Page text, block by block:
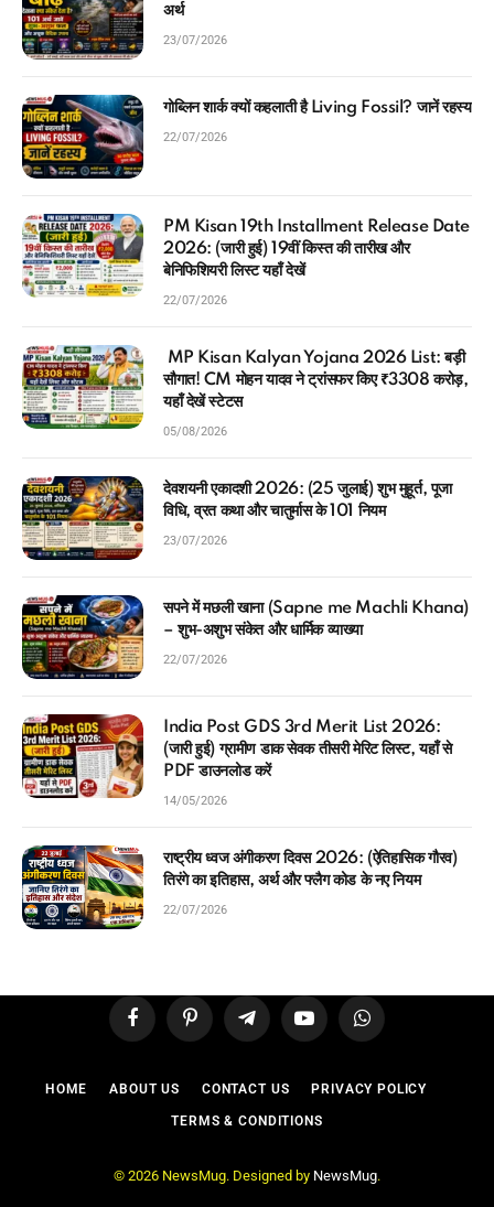
अर्थ
23/07/2026
गोब्लिन शार्क क्यों कहलाती है Living Fossil? जानें रहस्य
22/07/2026
PM Kisan 19th Installment Release Date
2026: (जारी हुई) 19वीं किस्त की तारीख और
बेनिफिशियरी लिस्ट यहाँ देखें
22/07/2026
MP Kisan Kalyan Yojana 2026 List: बड़ी
सौगात! CM मोहन यादव ने ट्रांसफर किए ₹3308 करोड़,
यहाँ देखें स्टेटस
05/08/2026
देवशयनी एकादशी 2026: (25 जुलाई) शुभ मुहूर्त, पूजा
विधि, व्रत कथा और चातुर्मास के 101 नियम
23/07/2026
सपने में मछली खाना (Sapne me Machli Khana)
– शुभ-अशुभ संकेत और धार्मिक व्याख्या
22/07/2026
India Post GDS 3rd Merit List 2026:
(जारी हुई) ग्रामीण डाक सेवक तीसरी मेरिट लिस्ट, यहाँ से
PDF डाउनलोड करें
14/05/2026
राष्ट्रीय ध्वज अंगीकरण दिवस 2026: (ऐतिहासिक गौरव)
तिरंगे का इतिहास, अर्थ और फ्लैग कोड के नए नियम
22/07/2026
FacebookPinterest TelegramYouTubeWhatsApp
HOME ABOUT US CONTACT US PRIVACY POLICY
TERMS & CONDITIONS
© 2026 NewsMug. Designed by NewsMug.